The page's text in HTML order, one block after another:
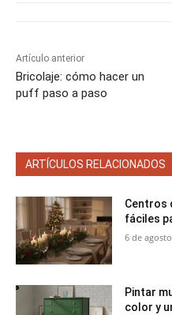
Artículo anterior
Bricolaje: cómo hacer un
puff paso a paso
ARTÍCULOS RELACIONADOS
Centros
fáciles
6 de
Pintar
color y